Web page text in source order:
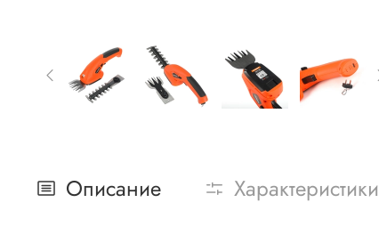
Описание Характеристики